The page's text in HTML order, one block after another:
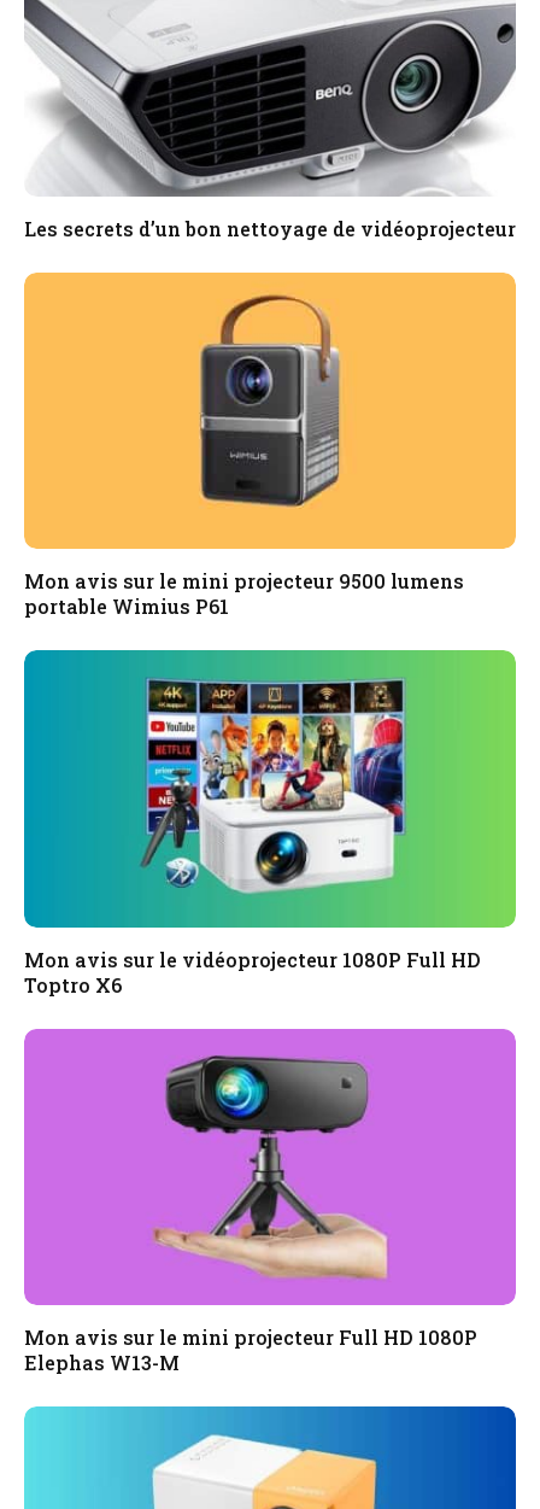
Les secrets d’un bon nettoyage de vidéoprojecteur
Mon avis sur le mini projecteur 9500 lumens
portable Wimius P61
Mon avis sur le vidéoprojecteur 1080P Full HD
Toptro X6
Mon avis sur le mini projecteur Full HD 1080P
Elephas W13-M